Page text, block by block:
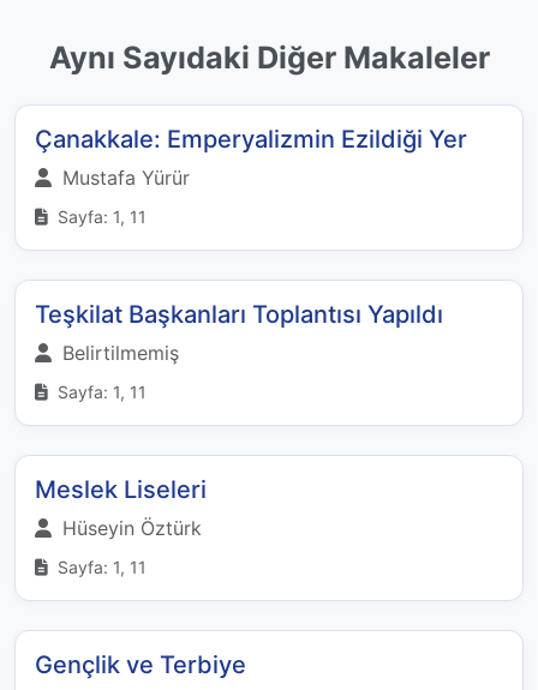
Aynı Sayıdaki Diğer Makaleler
Çanakkale: Emperyalizmin Ezildiği Yer
Mustafa Yürür
Sayfa: 1, 11
Teşkilat Başkanları Toplantısı Yapıldı
Belirtilmemiş
Sayfa: 1, 11
Meslek Liseleri
Hüseyin Öztürk
Sayfa: 1, 11
Gençlik ve Terbiye